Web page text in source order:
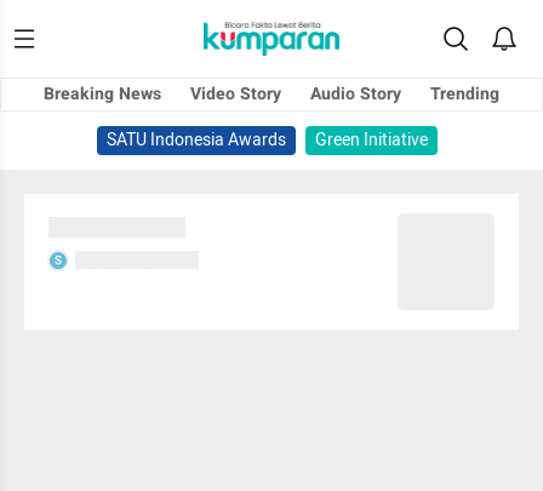
Breaking News Video Story Audio Story
Trending
SATU Indonesia Awards
Green Initiative
S